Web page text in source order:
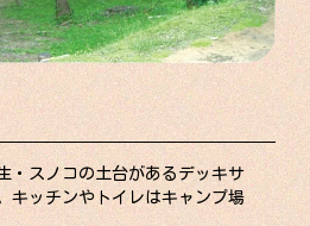
・スノコの土台があるデッキサ
キッチンやトイレはキャンプ場